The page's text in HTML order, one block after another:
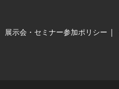
展示会・セミナー参加ポリシー